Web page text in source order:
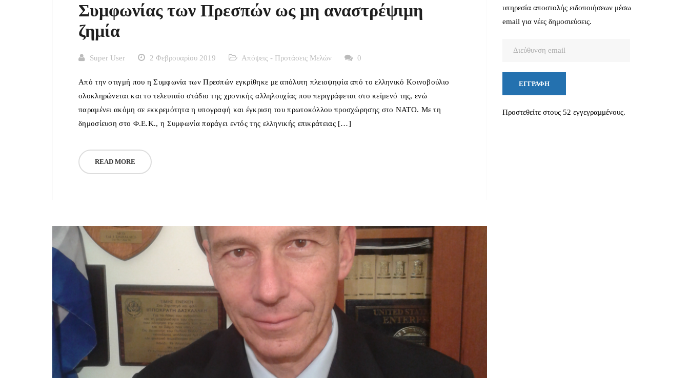
Συμφωνίας των Πρεσπών ως μη αναστρέψιμη
ζημία
Super User 2 Φεβρουαρίου 2019 Απόψεις - Προτάσεις Μελών 0
Από την στιγμή που η Συμφωνία των Πρεσπών εγκρίθηκε με απόλυτη πλειοψηφία από το ελληνικό Κοινοβούλιο
ολοκληρώνεται και το τελευταίο στάδιο της χρονικής αλληλουχίας που περιγράφεται στο κείμενό της, ενώ
παραμένει ακόμη σε εκκρεμότητα η υπογραφή και έγκριση του πρωτοκόλλου προσχώρησης στο ΝΑΤΟ. Με τη
δημοσίευση στο Φ.Ε.Κ., η Συμφωνία παράγει εντός της ελληνικής επικράτειας […]
READ MORE
υπηρεσία αποστολής ειδοποιήσεων μέσω
email για νέες δημοσιεύσεις.
ΕΓΓΡΑΦΉ
Προστεθείτε στους 52 εγγεγραμμένους.